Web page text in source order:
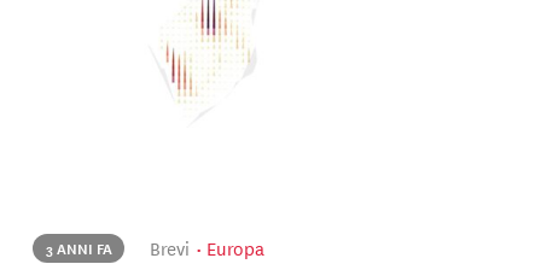
3 ANNI FA Brevi Europa